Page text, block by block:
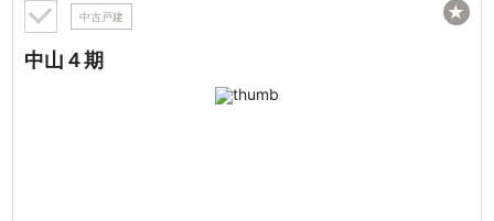
中古戸建
中山４期
★